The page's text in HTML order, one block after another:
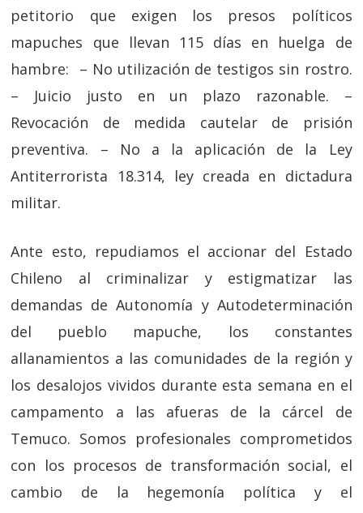
petitorio que exigen los presos políticos
mapuches que llevan 115 días en huelga de
hambre: – No utilización de testigos sin rostro.
– Juicio justo en un plazo razonable. –
Revocación de medida cautelar de prisión
preventiva. – No a la aplicación de la Ley
Antiterrorista 18.314, ley creada en dictadura
militar.
Ante esto, repudiamos el accionar del Estado
Chileno al criminalizar y estigmatizar las
demandas de Autonomía y Autodeterminación
del pueblo mapuche, los constantes
allanamientos a las comunidades de la región y
los desalojos vividos durante esta semana en el
campamento a las afueras de la cárcel de
Temuco. Somos profesionales comprometidos
con los procesos de transformación social, el
cambio de la hegemonía política y el